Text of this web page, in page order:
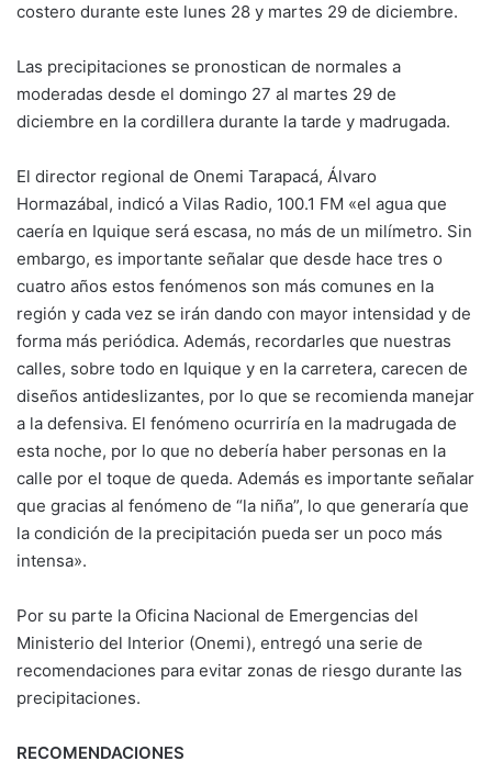
costero durante este lunes 28 y martes 29 de diciembre.
Las precipitaciones se pronostican de normales a
moderadas desde el domingo 27 al martes 29 de
diciembre en la cordillera durante la tarde y madrugada.
El director regional de Onemi Tarapacá, Álvaro
Hormazábal, indicó a Vilas Radio, 100.1 FM «el agua que
caería en Iquique será escasa, no más de un milímetro. Sin
embargo, es importante señalar que desde hace tres o
cuatro años estos fenómenos son más comunes en la
región y cada vez se irán dando con mayor intensidad y de
forma más periódica. Además, recordarles que nuestras
calles, sobre todo en Iquique y en la carretera, carecen de
diseños antideslizantes, por lo que se recomienda manejar
a la defensiva. El fenómeno ocurriría en la madrugada de
esta noche, por lo que no debería haber personas en la
calle por el toque de queda. Además es importante señalar
que gracias al fenómeno de “la niña”, lo que generaría que
la condición de la precipitación pueda ser un poco más
intensa».
Por su parte la Oficina Nacional de Emergencias del
Ministerio del Interior (Onemi), entregó una serie de
recomendaciones para evitar zonas de riesgo durante las
precipitaciones.
RECOMENDACIONES